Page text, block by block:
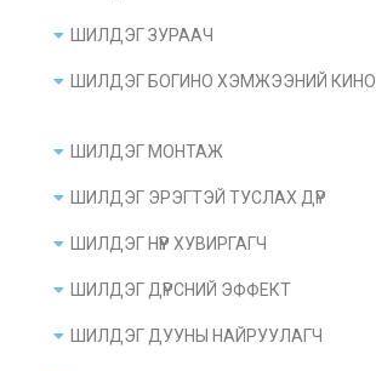
ШИЛДЭГ ЗУРААЧ
ШИЛДЭГ БОГИНО ХЭМЖЭЭНИЙ КИНО
ШИЛДЭГ МОНТАЖ
ШИЛДЭГ ЭРЭГТЭЙ ТУСЛАХ ДҮР
ШИЛДЭГ НҮҮР ХУВИРГАГЧ
ШИЛДЭГ ДҮРСНИЙ ЭФФЕКТ
ШИЛДЭГ ДУУНЫ НАЙРУУЛАГЧ